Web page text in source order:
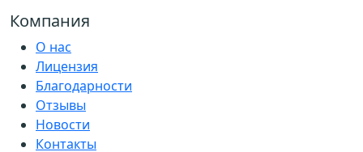
Компания
О нас
Лицензия
Благодарности
Отзывы
Новости
Контакты